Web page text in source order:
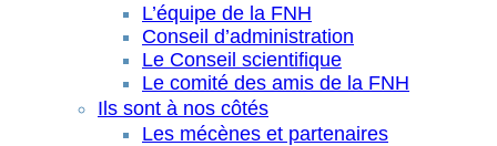
L’équipe de la FNH
Conseil d’administration
Le Conseil scientifique
Le comité des amis de la FNH
Ils sont à nos côtés
Les mécènes et partenaires